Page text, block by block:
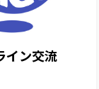
イン交流